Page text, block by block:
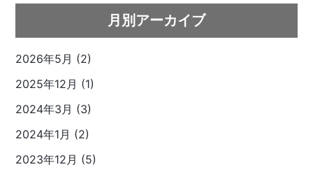
月別アーカイブ
2026年5月 (2)
2025年12月 (1)
2024年3月 (3)
2024年1月 (2)
2023年12月 (5)